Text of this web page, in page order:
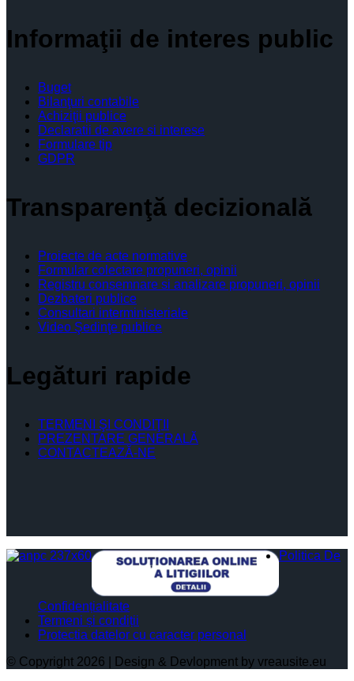
Informaţii de interes public
Buget
Bilanţuri contabile
Achiziţii publice
Declaratii de avere si interese
Formulare tip
GDPR
Transparenţă decizională
Proiecte de acte normative
Formular colectare propuneri, opinii
Registru consemnare si analizare propuneri, opinii
Dezbateri publice
Consultari interministeriale
Video Şedinţe publice
Legături rapide
TERMENI ŞI CONDIŢII
PREZENTARE GENERALĂ
CONTACTEAZĂ-NE
Politica De
Confidențialitate
Termeni și condiții
Protectia datelor cu caracter personal
© Copyright 2026 | Design & Devlopment by vreausite.eu